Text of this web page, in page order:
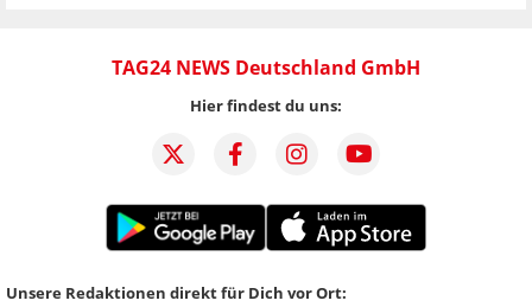
TAG24 NEWS Deutschland GmbH
Hier findest du uns:
Unsere Redaktionen direkt für Dich vor Ort: